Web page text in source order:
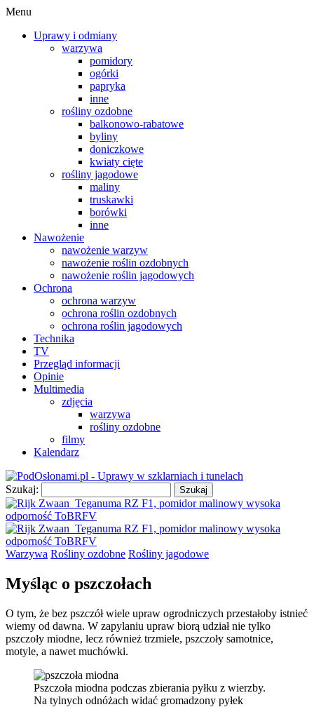
Menu
Uprawy i odmiany
warzywa
pomidory
ogórki
papryka
inne
rośliny ozdobne
balkonowo-rabatowe
byliny
doniczkowe
kwiaty cięte
rośliny jagodowe
maliny
truskawki
borówki
inne
Nawożenie
nawożenie warzyw
nawożenie roślin ozdobnych
nawożenie roślin jagodowych
Ochrona
ochrona warzyw
ochrona roślin ozdobnych
ochrona roślin jagodowych
Technika
TV
Przegląd informacji
Opinie
Multimedia
zdjęcia
warzywa
rośliny ozdobne
filmy
Kalendarz
Szukaj:
Warzywa Rośliny ozdobne Rośliny jagodowe
Myśląc o pszczołach
O tym, że bez pszczół wiele upraw ogrodniczych przestałoby istnieć
wiemy od dawna. W zapylaniu upraw biorą udział nie tylko
pszczoły miodne, lecz również trzmiele, pszczoły samotnice,
motyle, a nawet muchówki.
Pszczoła miodna podczas zbierania pyłku z wierzby.
Na tylnych odnóżach widać gromadzony pyłek